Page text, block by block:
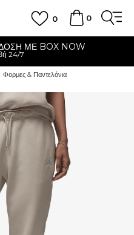
0
0
ΜΕ BOX NOW
24/7
Φορμες & Παντελόνια